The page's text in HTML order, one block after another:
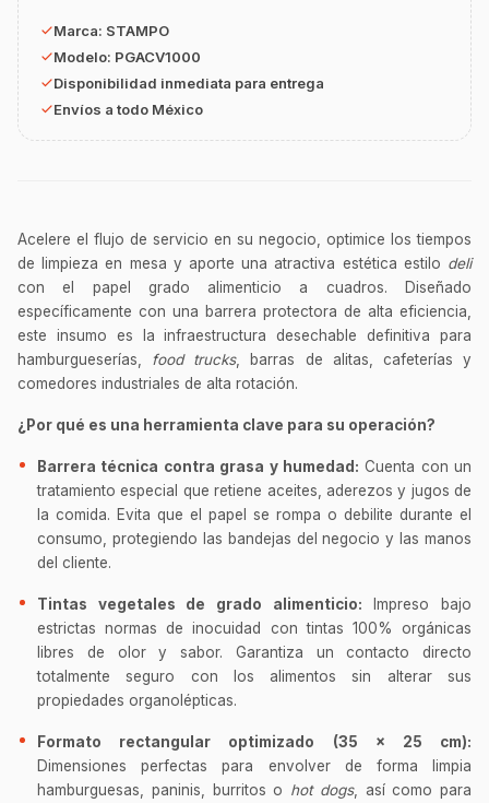
Marca: STAMPO
Modelo: PGACV1000
Disponibilidad inmediata para entrega
Envíos a todo México
Acelere el flujo de servicio en su negocio, optimice los tiempos
de limpieza en mesa y aporte una atractiva estética estilo deli
con el papel grado alimenticio a cuadros. Diseñado
específicamente con una barrera protectora de alta eficiencia,
este insumo es la infraestructura desechable definitiva para
hamburgueserías,
food trucks, barras de alitas, cafeterías y
comedores industriales de alta rotación.
¿Por qué es una herramienta clave para su operación?
Barrera técnica contra grasa y humedad: Cuenta con un
tratamiento especial que retiene aceites, aderezos y jugos de
la comida. Evita que el papel se rompa o debilite durante el
consumo, protegiendo las bandejas del negocio y las manos
del cliente.
Tintas vegetales de grado alimenticio: Impreso bajo
estrictas normas de inocuidad con tintas 100% orgánicas
libres de olor y sabor. Garantiza un contacto directo
totalmente seguro con los alimentos sin alterar sus
propiedades organolépticas.
Formato rectangular optimizado (35 x 25 cm):
Dimensiones perfectas para envolver de forma limpia
hamburguesas, paninis, burritos o hot dogs, así como para
Buscar estufas industriales
Métodos de envío y entrega
Ver sucursales y contacto